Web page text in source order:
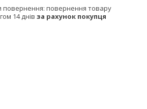
повернення товару
14 днів за рахунок покупця